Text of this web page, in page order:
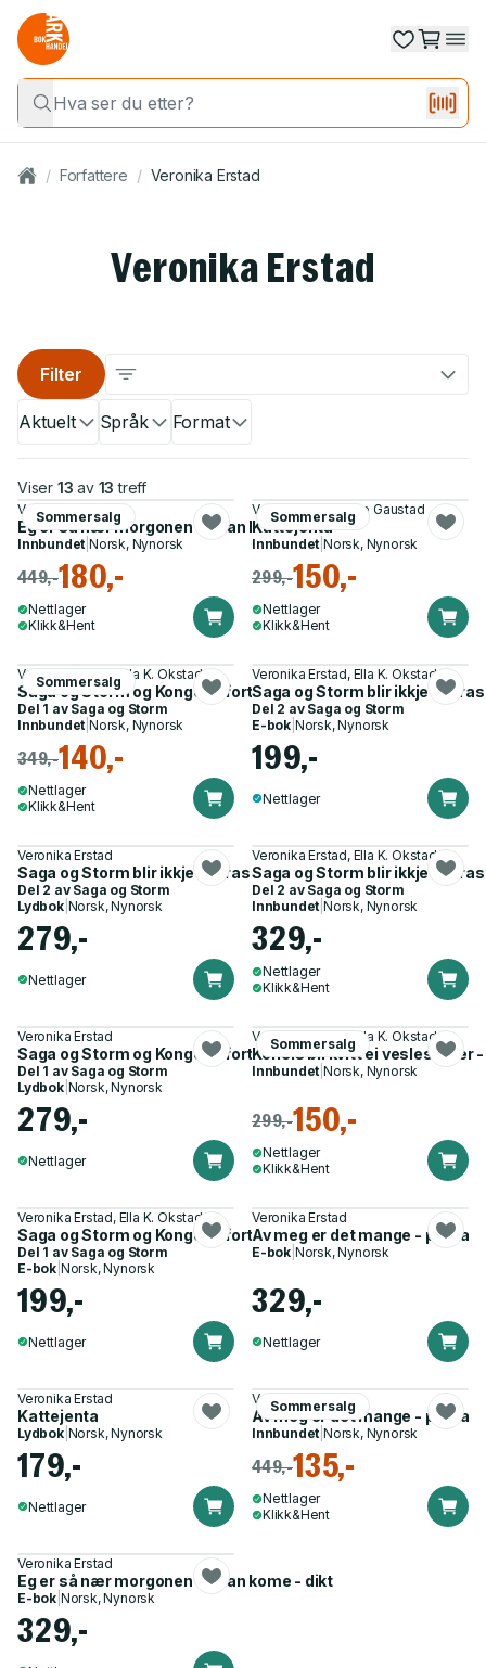
/ Forfattere / Veronika Erstad
Veronika Erstad
Aktuelt Språk Format
Filter
Viser 13 av 13 treff
Sommersalg
Veronika Erstad
Eg er så nær morgonen eg kan kome - dikt
Innbundet |Norsk, Nynorsk
449,-180,-
Nettlager
Klikk&Hent
Sommersalg
Veronika Erstad, Bo Gaustad
Kattejenta
Innbundet |Norsk, Nynorsk
299,-150,-
Nettlager
Klikk&Hent
Sommersalg
Veronika Erstad, Ella K. Okstad
Saga og Storm og Kongens fortenestemedalje - roman
Del 1 av Saga og Storm
Innbundet |Norsk, Nynorsk
349,-140,-
Nettlager
Klikk&Hent
Veronika Erstad, Ella K. Okstad
Saga og Storm blir ikkje
Del 2 av Saga og Storm
E-bok Norsk, Nynorsk
199,-
Nettlager
Veronika Erstad
Saga og Storm blir ikkje kjærastar
Del 2 av Saga og Storm
Lydbok| Norsk, Nynorsk
279,-
Nettlager
Veronika Erstad, Ella K. Okstad
Saga og Storm blir ikkje
Del 2 av Saga og Storm
Innbundet |Norsk, Nynorsk
329,-
Nettlager
Klikk&Hent
Veronika Erstad
Saga og Storm og Kongens fortenestemedalje - roman
Del 1 av Saga og Storm
Lydbok| Norsk, Nynorsk
279,-
Nettlager
Sommersalg
Veronika Erstad, Ella K. Okstad
Korleis bli kvitt ei veslesøster
Innbundet |Norsk, Nynorsk
299,-150,-
Nettlager
Klikk&Hent
Veronika Erstad, Ella K. Okstad
Saga og Storm og Kongens fortenestemedalje - roman
Del 1 av Saga og Storm
E-bok Norsk, Nynorsk
199,-
Nettlager
Veronika Erstad
Av meg er det mange - prosa
E-bok Norsk, Nynorsk
329,-
Nettlager
Veronika Erstad
Kattejenta
Lydbok| Norsk, Nynorsk
179,-
Nettlager
Sommersalg
Veronika Erstad
Av meg er det mange - prosa
Innbundet |Norsk, Nynorsk
449,-135,-
Nettlager
Klikk&Hent
Veronika Erstad
Eg er så nær morgonen eg kan kome - dikt
E-bok Norsk, Nynorsk
329,-